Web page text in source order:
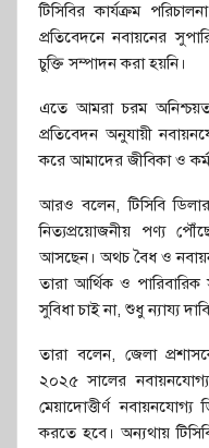
টিসিবির কার্যক্রম
প্রতিবেদনে নবায়নের
চুক্তি সম্পাদন করা হয়নি।
এতে আমরা চরম
প্রতিবেদন অনুযায়ী
করে আমাদের জীবিকা ও
আরও বলেন, টিসিবি
নিত্যপ্রয়োজনীয় পণ্য
আসছেন। অথচ বৈধ ও
তারা আর্থিক ও
সুবিধা চাই না, শুধু ন্যায্য
তারা বলেন, জেলা
২০২৫ সালের
মেয়াদোত্তীর্ণ নবায়নযোগ্য
করতে হবে। অন্যথায়